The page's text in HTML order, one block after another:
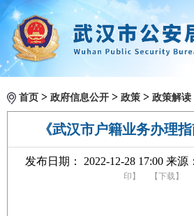
首页 > 政府信息公开 > 政策 > 政策解读
《武汉市户籍业务办理
发布日期： 2022-12-28 17:00 来源：
印】
【下载】